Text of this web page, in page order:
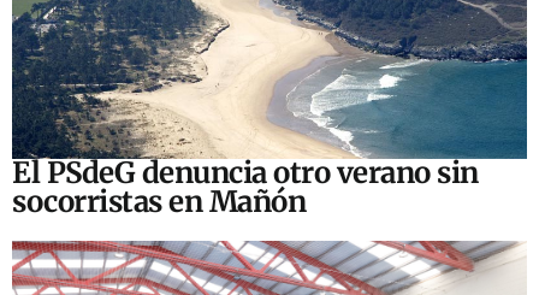
El PSdeG denuncia otro verano sin
socorristas en Mañón